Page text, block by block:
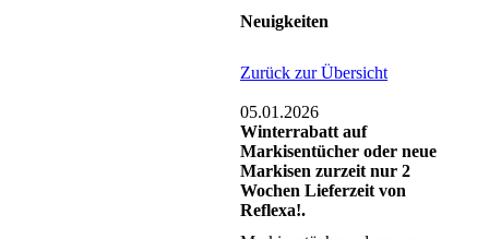
Neuigkeiten
Zurück zur Übersicht
05.01.2026
Winterrabatt auf
Markisentücher oder neue
Markisen zurzeit nur 2
Wochen Lieferzeit von
Reflexa!.